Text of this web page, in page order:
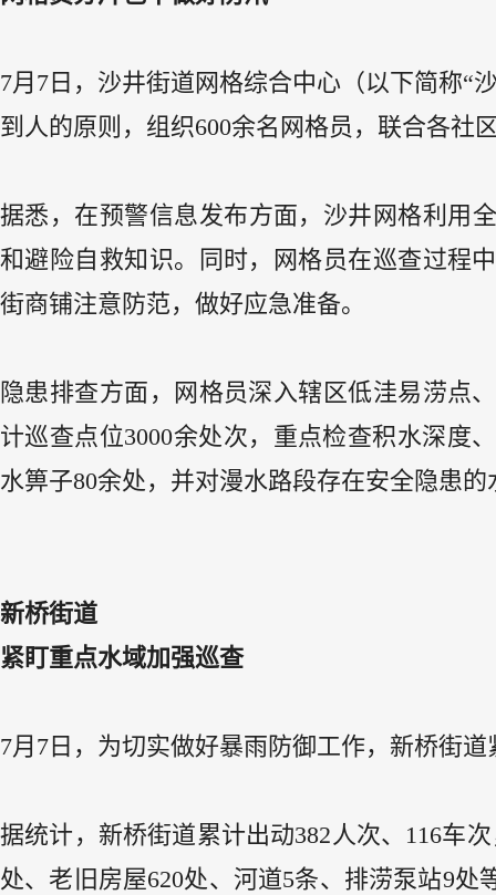
7月7日，沙井街道网格综合中心（以下简称“
到人的原则，组织600余名网格员，联合各社
据悉，在预警信息发布方面，沙井网格利用
和避险自救知识。同时，网格员在巡查过程
街商铺注意防范，做好应急准备。
隐患排查方面，网格员深入辖区低洼易涝点
计巡查点位3000余处次，重点检查积水深度
水箅子80余处，并对漫水路段存在安全隐患
新桥街道
紧盯重点水域加强巡查
7月7日，为切实做好暴雨防御工作，新桥街
据统计，新桥街道累计出动382人次、116车
处、老旧房屋620处、河道5条、排涝泵站9